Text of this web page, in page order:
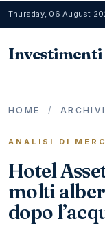
Thursday, 06 August
HOME /
ANALISI DI
Hotel
molti
dopo